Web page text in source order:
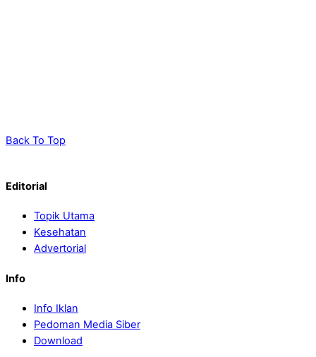
Back To Top
Editorial
Topik Utama
Kesehatan
Advertorial
Info
Info Iklan
Pedoman Media Siber
Download